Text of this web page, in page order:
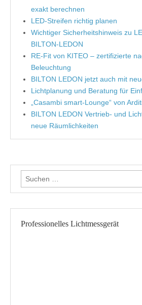
exakt berechnen
LED-Streifen richtig planen
Wichtiger Sicherheitshinweis zu
BILTON-LEDON
RE-Fit von KITEO – zertifizierte
Beleuchtung
BILTON LEDON jetzt auch mit
Lichtplanung und Beratung für
„Casambi smart-Lounge“ von
BILTON LEDON Vertrieb- und
neue Räumlichkeiten
Suche nach:
Professionelles Lichtmessgerät